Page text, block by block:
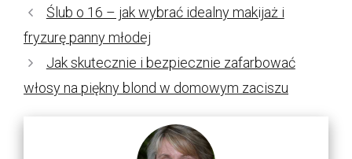
Ślub o 16 – jak wybrać idealny makijaż i
fryzurę panny młodej
Jak skutecznie i bezpiecznie zafarbować
włosy na piękny blond w domowym zaciszu